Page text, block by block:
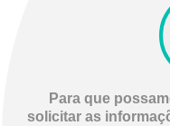
Para que
solicitar as